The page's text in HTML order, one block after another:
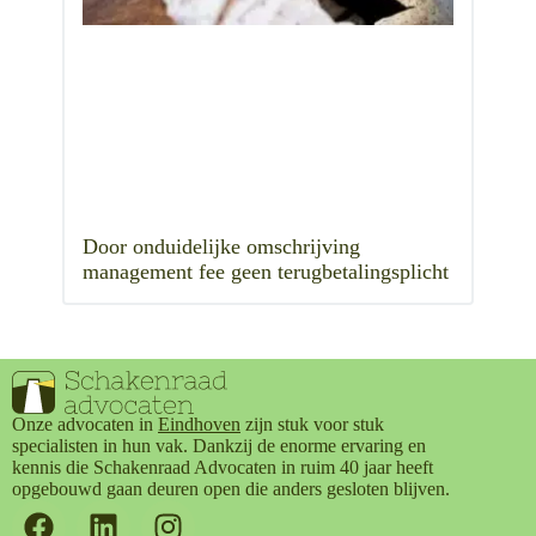
Door onduidelijke omschrijving
management fee geen terugbetalingsplicht
Onze advocaten in Eindhoven zijn stuk voor stuk
specialisten in hun vak. Dankzij de enorme ervaring en
kennis die Schakenraad Advocaten in ruim 40 jaar heeft
opgebouwd gaan deuren open die anders gesloten blijven.